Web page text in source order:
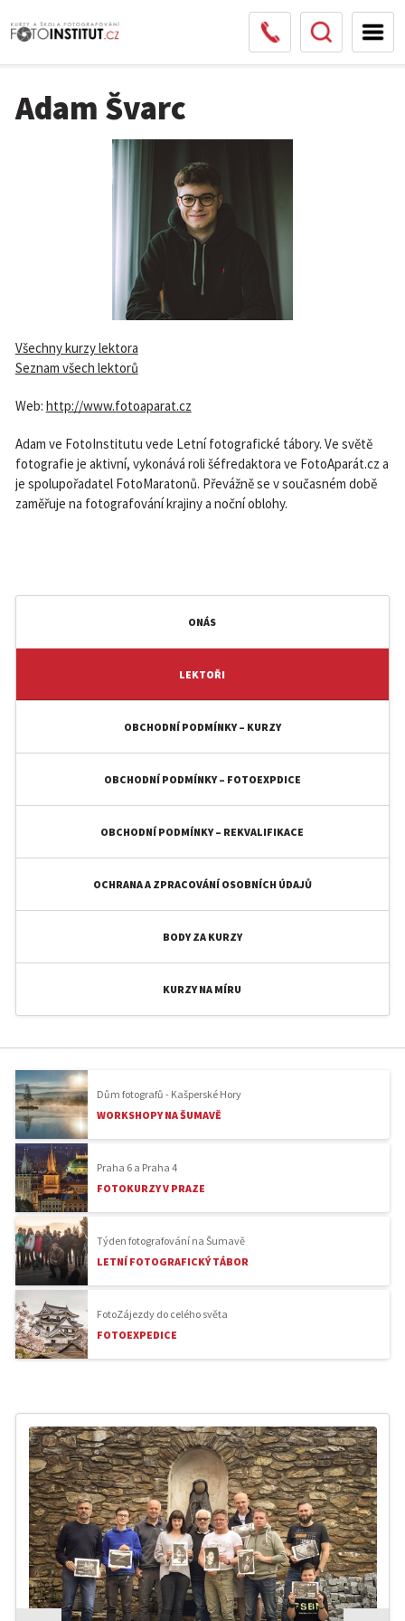
Adam Švarc
Všechny kurzy lektora
Seznam všech lektorů
Web: http://www.fotoaparat.cz
Adam ve FotoInstitutu vede Letní fotografické tábory. Ve světě
fotografie je aktivní, vykonává roli šéfredaktora ve FotoAparát.cz a
je spolupořadatel FotoMaratonů. Převážně se v současném době
zaměřuje na fotografování krajiny a noční oblohy.
ONÁS
LEKTOŘI
OBCHODNÍ PODMÍNKY – KURZY
OBCHODNÍ PODMÍNKY – FOTOEXPDICE
OBCHODNÍ PODMÍNKY – REKVALIFIKACE
OCHRANA A ZPRACOVÁNÍ OSOBNÍCH ÚDAJŮ
BODY ZA KURZY
KURZY NA MÍRU
Dům fotografů - Kašperské Hory
WORKSHOPY NA ŠUMAVĚ
Praha 6 a Praha 4
FOTOKURZY V PRAZE
Týden fotografování na Šumavě
LETNÍ FOTOGRAFICKÝ TÁBOR
FotoZájezdy do celého světa
FOTOEXPEDICE